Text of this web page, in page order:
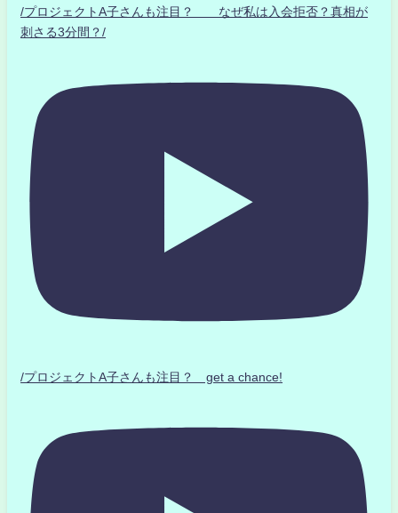
/プロジェクトA子さんも注目？ なぜ私は入会拒否？真相が
刺さる3分間？/
/プロジェクトA子さんも注目？ get a chance!